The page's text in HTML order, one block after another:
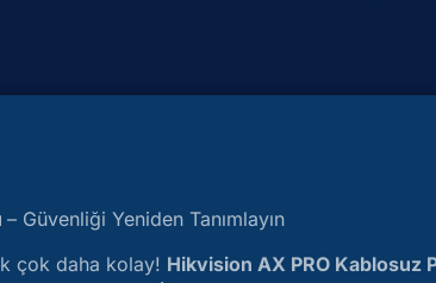
– Güvenliği Yeniden Tanımlayın
çok daha kolay! Hikvision AX PRO Kablosuz